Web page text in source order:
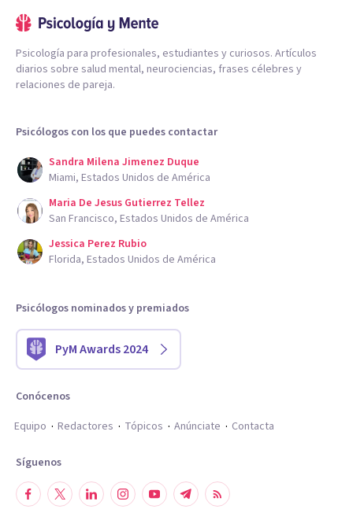
Psicología para profesionales, estudiantes y curiosos. Artículos
diarios sobre salud mental, neurociencias, frases célebres y
relaciones de pareja.
Psicólogos con los que puedes contactar
Sandra Milena Jimenez Duque
Miami, Estados Unidos de América
Maria De Jesus Gutierrez Tellez
San Francisco, Estados Unidos de América
Jessica Perez Rubio
Florida, Estados Unidos de América
Psicólogos nominados y premiados
PyM Awards 2024
Conócenos
Equipo
Redactores Tópicos Anúnciate Contacta
Síguenos